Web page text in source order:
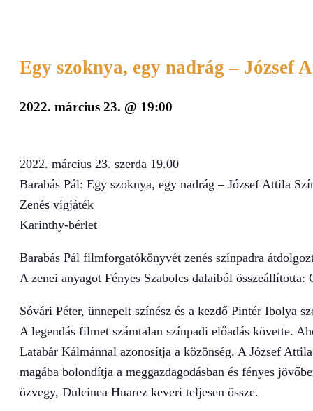
Egy szoknya, egy nadrág – József
2022. március 23. @ 19:00
2022. március 23. szerda 19.00
Barabás Pál: Egy szoknya, egy nadrág – József Attila
Zenés vígjáték
Karinthy-bérlet
Barabás Pál filmforgatókönyvét zenés színpadra
A zenei anyagot Fényes Szabolcs dalaiból összeállította:
Sóvári Péter, ünnepelt színész és a kezdő Pintér Ibolya
A legendás filmet számtalan színpadi előadás követte.
Latabár Kálmánnal azonosítja a közönség. A József
magába bolondítja a meggazdagodásban és fényes
özvegy, Dulcinea Huarez keveri teljesen össze.